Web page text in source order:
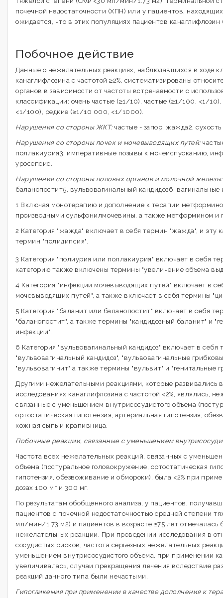
почечной недостаточности (ХПН) или у пациентов,
ожидается, что в этих популяциях пациентов
Побочное действие
Данные о нежелательных реакциях, наблюдавшихся в ходе
канаглифлозина с частотой ≥2%, систематизированы
органов в зависимости от частоты встречаемости с
классификации: очень частые (≥1/10), частые (≥1/100, <1/
<1/100), редкие (≥1/10 000, <1/1000).
Нарушения со стороны ЖКТ: частые - запор, жажда2, сухость
Нарушения со стороны почек и мочевыводящих путей:
поллакиурия3, императивные позывы к мочеиспусканию,
уросепсис.
Нарушения со стороны половых органов и молочной
баланопостит5, вульвовагинальный кандидоз6, вагинальные
1 Включая монотерапию и дополнение к терапии
производными сульфонилмочевины, а также метформином и
2 Категория "жажда" включает в себя термин "жажда", и эту
термин "полидипсия".
3 Категория "полиурия или поллакиурия" включает в себя
категорию также включены термины "увеличение объема
4 Категория "инфекции мочевыводящих путей" включает в
мочевыводящих путей", а также включает в себя термины
5 Категория "баланит или баланопостит" включает в себя
"баланопостит", а также термины "кандидозный баланит" и
инфекции".
6 Категория "вульвовагинальный кандидоз" включает в себя
"вульвовагинальный кандидоз", "вульвовагинальные
"вульвовагинит" а также термины "вульвит" и "генитальные
Другими нежелательными реакциями, которые развивались
исследованиях канаглифлозина с частотой <2%, являлись,
связанные с уменьшением внутрисосудистого объема
ортостатическая гипотензия, артериальная гипотензия,
кожная сыпь и крапивница.
Побочные реакции, связанные с уменьшением
Частота всех нежелательных реакций, связанных с
объема (постуральное головокружение, ортостатическая
гипотензия, обезвоживание и обмороки), была <2% при
дозах 100 мг и 300 мг.
По результатам обобщенного анализа, у пациентов,
пациентов с почечной недостаточностью средней степени
мл/мин/1.73 м2) и пациентов в возрасте ≥75 лет отмечалась
нежелательных реакции. При проведении исследования в
сосудистых рисков, частота серьезных нежелательных
уменьшением внутрисосудистого объема, при применении
увеличивалась, случаи прекращения лечения вследствие
реакций данного типа были нечастыми.
Гипогликемия при применении в качестве дополнения к